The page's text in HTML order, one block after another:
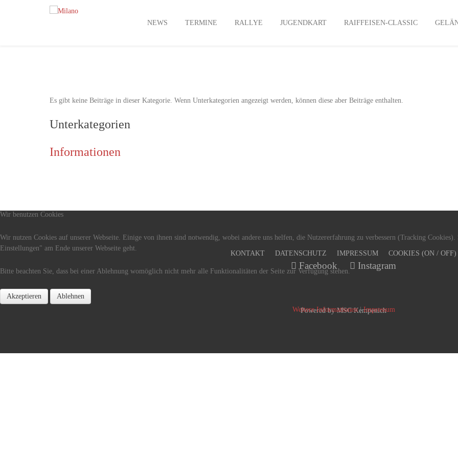
NEWS TERMINE RALLYE JUGENDKART RAIFFEISEN-CLASSIC
Es gibt keine Beiträge in dieser Kategorie. Wenn Unterkategorien angezeigt werden, können diese aber Beiträge enthalten.
Unterkategorien
Informationen
KONTAKT DATENSCHUTZ IMPRESSUM COOKIES (ON / OFF)
Facebook Instagram
Powered byMSC Kempenich
Wir benutzen Cookies
Wir nutzen Cookies auf unserer Webseite. Einige von ihnen sind notwendig, wobei andere uns helfen, die Nutzererfahrung zu verbessern (Tracking
Einstellungen" am Ende unserer Webseite geht.
Bitte beachten Sie, dass bei einer Ablehnung womöglich nicht mehr alle Funktionalitäten der Seite zur Verfügung stehen.
Akzeptieren Ablehnen
Weitere Informationen|Impressum